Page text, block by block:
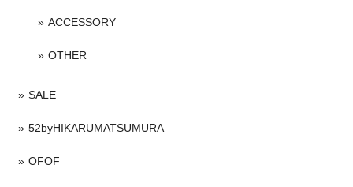
ACCESSORY
OTHER
SALE
52byHIKARUMATSUMURA
OFOF